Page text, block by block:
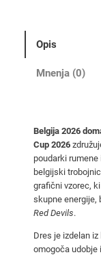
Opis
Mnenja (0)
Belgija 2026
Cup 2026
poudarki
belgijski
grafični vzorec,
skupne energije,
Red Devils.
Dres je izdelan
omogoča udobje